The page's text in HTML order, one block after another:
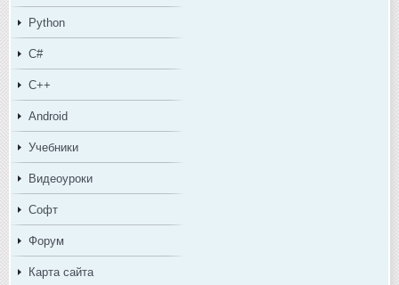
Python
C#
C++
Android
Учебники
Видеоуроки
Софт
Форум
Карта сайта